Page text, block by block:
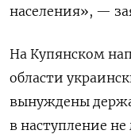
населения», —
На Купянском
области
вынуждены
в наступление